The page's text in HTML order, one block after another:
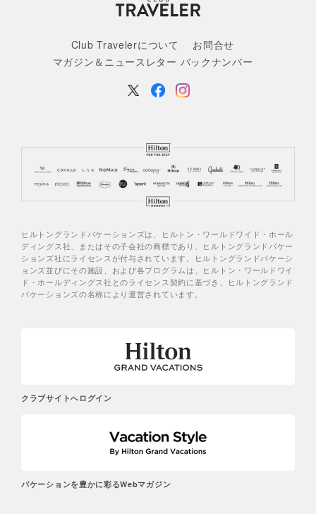
Club Travelerについて
お問合せ
マガジン＆ニュースレター バックナンバー
ヒルトングランドバケーションズは、ヒルトン・ワールドワイド・ホール
ディングス社、またはその子会社の商標であり、ヒルトングランドバケー
ションズ社にライセンスが付与されています。ヒルトングランドバケーシ
ョンズ並びにその施設、および各プログラムは、ヒルトン・ワールドワイ
ド・ホールディングス社とのライセンス契約に基づき、ヒルトングランド
バケーションズの名称により運営されています。
クラブサイトへログイン
バケーションを豊かに彩るWebマガジン